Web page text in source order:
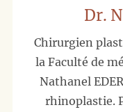
Dr.
Chirurgien
la Faculté de
Nathanel
rhinoplastie.